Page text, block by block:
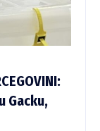
Gacku,